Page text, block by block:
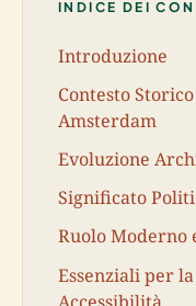
INDICE DEI
Introduzione
Contesto
Amsterdam
Evoluzione
Significato
Ruolo Moderno
Essenziali per
Accessibilità